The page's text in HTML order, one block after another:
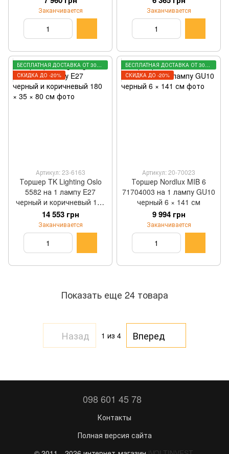
Заканчивается Заканчивается
БЕСПЛАТНАЯ ДОСТАВКА ОТ 3000 ГРН
СКИДКА ДО -20%
Артикул: 23-6163
Торшер TK Lighting Oslo
5582 на 1 лампу E27
черный и коричневый 180
× 35 × 80 см
14 553 грн
Заканчивается
БЕСПЛАТНАЯ ДОСТАВКА ОТ 3000 ГРН
СКИДКА ДО -20%
Артикул: 20-70023
Торшер Nordlux MIB 6
71704003 на 1 лампу GU10
черный 6 × 141 см
9 994 грн
Заканчивается
Показать еще 24 товара
Назад 1 из 4 Вперед
098 601 45 78
Контакты
Полная версия сайта